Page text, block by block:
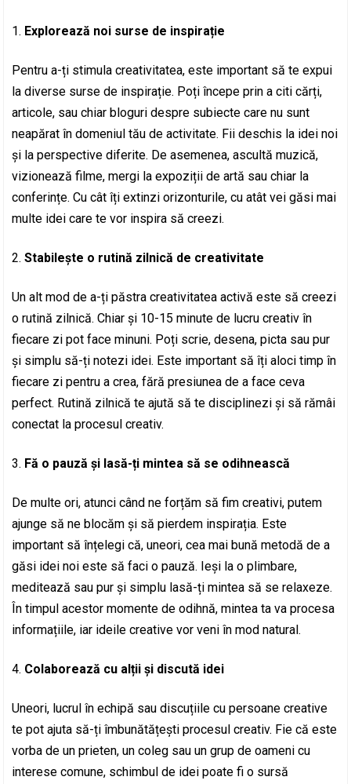
Explorează noi surse de inspirație
Pentru a-ți stimula creativitatea, este important să te expui
la diverse surse de inspirație. Poți începe prin a citi cărți,
articole, sau chiar bloguri despre subiecte care nu sunt
neapărat în domeniul tău de activitate. Fii deschis la idei noi
și la perspective diferite. De asemenea, ascultă muzică,
vizionează filme, mergi la expoziții de artă sau chiar la
conferințe. Cu cât îți extinzi orizonturile, cu atât vei găsi mai
multe idei care te vor inspira să creezi.
Stabilește o rutină zilnică de creativitate
Un alt mod de a-ți păstra creativitatea activă este să creezi
o rutină zilnică. Chiar și 10-15 minute de lucru creativ în
fiecare zi pot face minuni. Poți scrie, desena, picta sau pur
și simplu să-ți notezi idei. Este important să îți aloci timp în
fiecare zi pentru a crea, fără presiunea de a face ceva
perfect. Rutină zilnică te ajută să te disciplinezi și să rămâi
conectat la procesul creativ.
Fă o pauză și lasă-ți mintea să se odihnească
De multe ori, atunci când ne forțăm să fim creativi, putem
ajunge să ne blocăm și să pierdem inspirația. Este
important să înțelegi că, uneori, cea mai bună metodă de a
găsi idei noi este să faci o pauză. Ieși la o plimbare,
meditează sau pur și simplu lasă-ți mintea să se relaxeze.
În timpul acestor momente de odihnă, mintea ta va procesa
informațiile, iar ideile creative vor veni în mod natural.
Colaborează cu alții și discută idei
Uneori, lucrul în echipă sau discuțiile cu persoane creative
te pot ajuta să-ți îmbunătățești procesul creativ. Fie că este
vorba de un prieten, un coleg sau un grup de oameni cu
interese comune, schimbul de idei poate fi o sursă